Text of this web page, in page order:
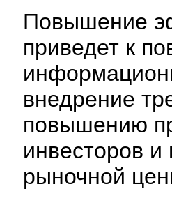
Повышение
приведет к
внедрение
повышению
инвесторов
рыночной